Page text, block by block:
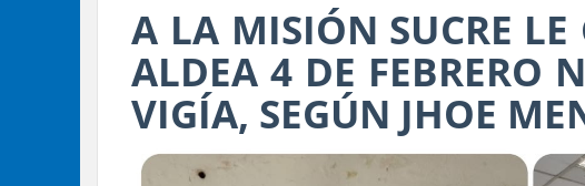
A LA MISIÓN SUCRE LE
ALDEA 4 DE FEBRERO
VIGÍA, SEGÚN JHOE